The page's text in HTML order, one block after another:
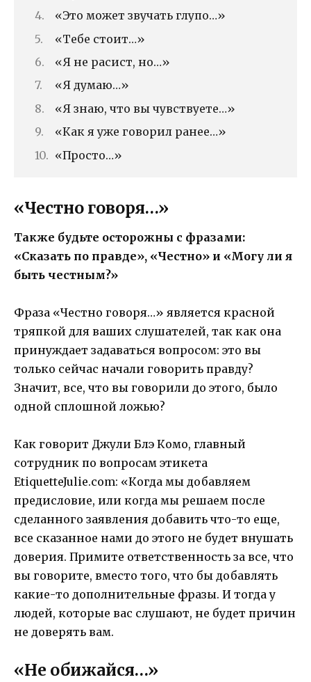
«Это может звучать глупо…»
«Тебе стоит…»
«Я не расист, но…»
«Я думаю…»
«Я знаю, что вы чувствуете…»
«Как я уже говорил ранее…»
«Просто…»
«Честно говоря…»
Также будьте осторожны с фразами:
«Сказать по правде», «Честно» и «Могу ли я
быть честным?»
Фраза «Честно говоря…» является красной
тряпкой для ваших слушателей, так как она
принуждает задаваться вопросом: это вы
только сейчас начали говорить правду?
Значит, все, что вы говорили до этого, было
одной сплошной ложью?
Как говорит Джули Блэ Комо, главный
сотрудник по вопросам этикета
EtiquetteJulie.com: «Когда мы добавляем
предисловие, или когда мы решаем после
сделанного заявления добавить что-то еще,
все сказанное нами до этого не будет внушать
доверия. Примите ответственность за все, что
вы говорите, вместо того, что бы добавлять
какие-то дополнительные фразы. И тогда у
людей, которые вас слушают, не будет причин
не доверять вам.
«Не обижайся…»